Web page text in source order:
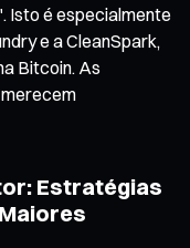
Isto é especialmente
e a CleanSpark,
Bitcoin. As
Estratégias